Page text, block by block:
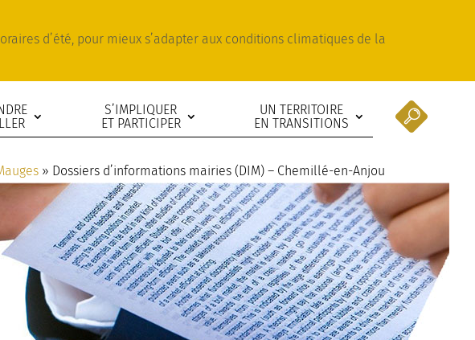
d’été, pour mieux s’adapter aux conditions climatiques de la
S’IMPLIQUER
ET PARTICIPER
UN TERRITOIRE
EN TRANSITIONS
» Dossiers d’informations mairies (DIM) – Chemillé-en-Anjou